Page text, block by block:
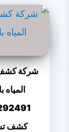
شركة
المياه
كشف